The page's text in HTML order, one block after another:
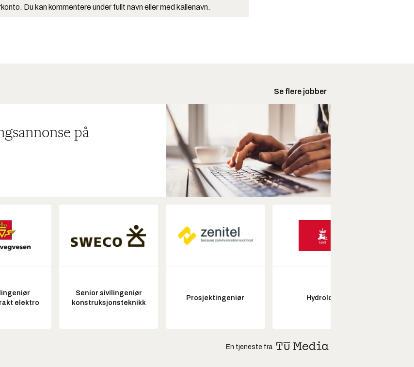
Du kan kommentere under fullt navn eller med kallenavn.
Se flere jobber
på
elektro
Senior sivilingeniør
konstruksjonsteknikk
Prosjektingeniør Hydrolog
En tjeneste fra